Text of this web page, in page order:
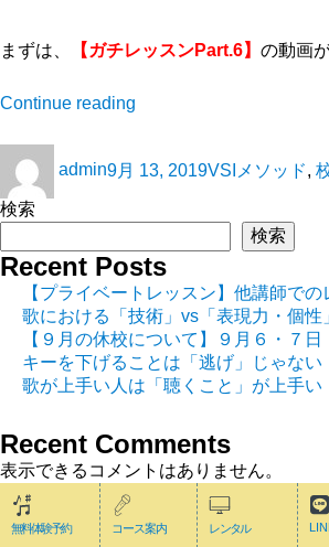
まずは、 【ガチレッスンPart.6】 の動画
Continue reading
admin9月 13, 2019VSIメソッド
検索
検索
Recent Posts
【プライベートレッスン】他講師で
歌における「技術」vs「表現力・個性
【９月の休校について】９月６・７日
キーを下げることは「逃げ」じゃない
歌が上手い人は「聴くこと」が上手い
Recent Comments
表示できるコメントはありません。
無料体験予約 コース案内 レンタル